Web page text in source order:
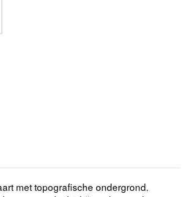
met topografische ondergrond.